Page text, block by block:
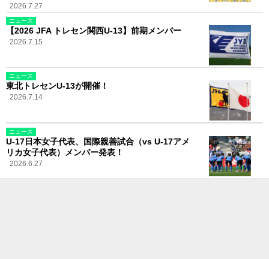
2026.7.27
ニュース
【2026 JFA トレセン関西U-13】前期メンバー
2026.7.15
ニュース
東北トレセンU-13が開催！
2026.7.14
ニュース
U-17日本女子代表、国際親善試合（vs U-17アメ
リカ女子代表）メンバー発表！
2026.6.27